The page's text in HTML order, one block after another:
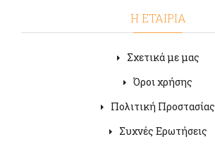
Η ΕΤΑΙΡΙΑ
Σχετικά με μας
Όροι χρήσης
Πολιτική Προστασίας
Συχνές Ερωτήσεις